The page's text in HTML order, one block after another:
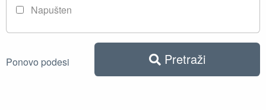
Napušten
Ponovo podesi Pretraži